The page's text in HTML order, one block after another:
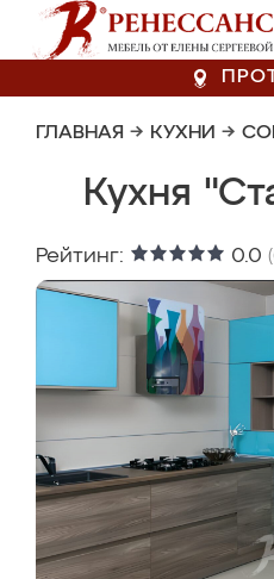
ГЛАВНАЯ → КУХНИ →
Кухня
Рейтинг: 0.0 (